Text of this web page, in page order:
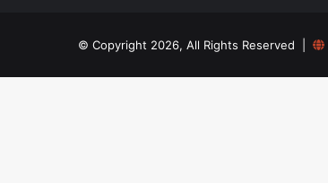
© Copyright 2026, All Rights Reserved |